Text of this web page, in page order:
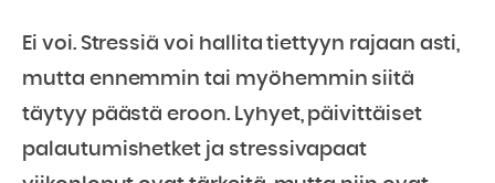
Ei voi. Stressiä voi hallita tiettyyn rajaan asti,
mutta ennemmin tai myöhemmin siitä
täytyy päästä eroon. Lyhyet, päivittäiset
palautumishetket ja stressivapaat